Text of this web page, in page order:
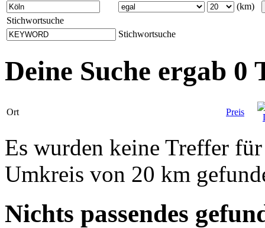
(km)
Stichwortsuche
Stichwortsuche
Deine Suche ergab 0
Ort Preis
Es wurden keine Treffer
Umkreis von 20 km
Nichts passendes